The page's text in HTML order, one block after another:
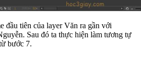
đầu tiên của layer Văn ra gần với
Sau đó ta thực hiện làm tương tự
bước 7.